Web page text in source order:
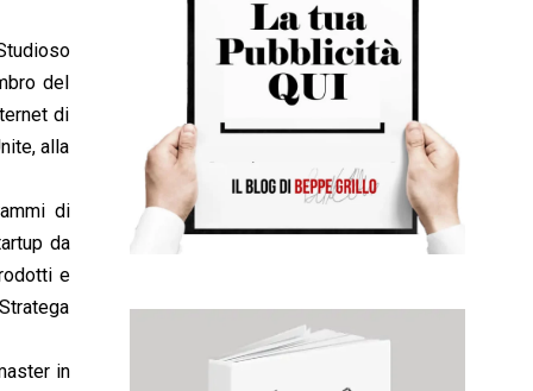
del
di
alla
di
da
e
in